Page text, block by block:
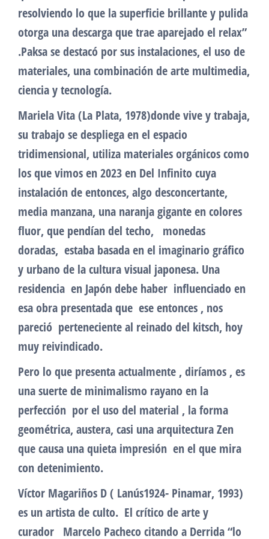
resolviendo lo que la superficie brillante y pulida
otorga una descarga que trae aparejado el relax”
.Paksa se destacó por sus instalaciones, el uso de
materiales, una combinación de arte multimedia,
ciencia y tecnología.
Mariela Vita (La Plata, 1978)donde vive y trabaja,
su trabajo se despliega en el espacio
tridimensional, utiliza materiales orgánicos como
los que vimos en 2023 en Del Infinito cuya
instalación de entonces, algo desconcertante,
media manzana, una naranja gigante en colores
fluor, que pendían del techo, monedas
doradas, estaba basada en el imaginario gráfico
y urbano de la cultura visual japonesa. Una
residencia en Japón debe haber influenciado en
esa obra presentada que ese entonces , nos
pareció perteneciente al reinado del kitsch, hoy
muy reivindicado.
Pero lo que presenta actualmente , diríamos , es
una suerte de minimalismo rayano en la
perfección por el uso del material , la forma
geométrica, austera, casi una arquitectura Zen
que causa una quieta impresión en el que mira
con detenimiento.
Víctor Magariños D ( Lanús1924- Pinamar, 1993)
es un artista de culto. El crítico de arte y
curador Marcelo Pacheco citando a Derrida “lo